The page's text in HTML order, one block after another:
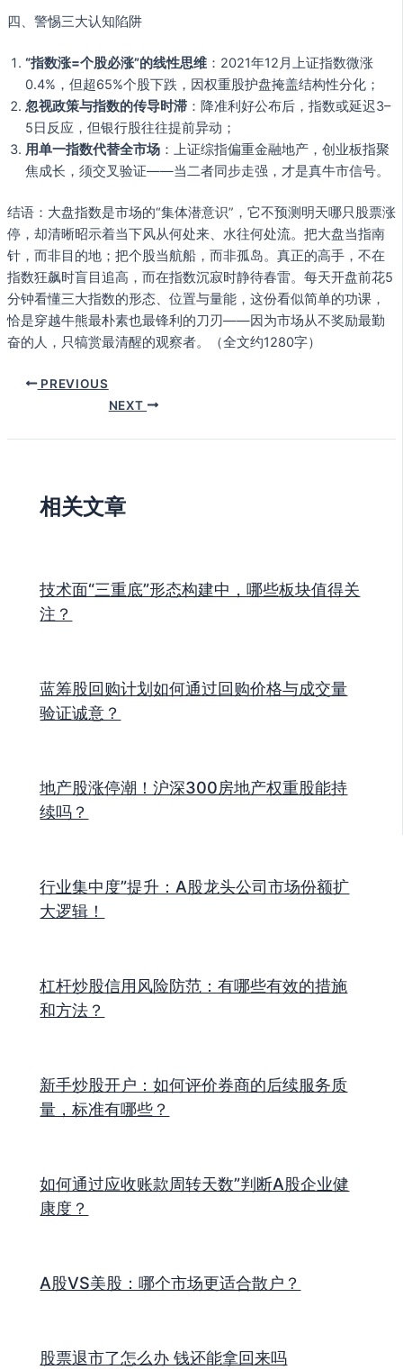
四、警惕三大认知陷阱
“指数涨=个股必涨”的线性思维 ：2021年12月上证指数微涨
0.4%，但超65%个股下跌，因权重股护盘掩盖结构性分化；
忽视政策与指数的传导时滞 ：降准利好公布后，指数或延迟3–
5日反应，但银行股往往提前异动；
用单一指数代替全市场 ：上证综指偏重金融地产，创业板指聚
焦成长，须交叉验证——当二者同步走强，才是真牛市信号。
结语：大盘指数是市场的“集体潜意识”，它不预测明天哪只股票涨
停，却清晰昭示着当下风从何处来、水往何处流。把大盘当指南
针，而非目的地；把个股当航船，而非孤岛。真正的高手，不在
指数狂飙时盲目追高，而在指数沉寂时静待春雷。每天开盘前花5
分钟看懂三大指数的形态、位置与量能，这份看似简单的功课，
恰是穿越牛熊最朴素也最锋利的刀刃——因为市场从不奖励最勤
奋的人，只犒赏最清醒的观察者。（全文约1280字）
PREVIOUS
NEXT
相关文章
技术面“三重底”形态构建中，哪些板块值得关
注？
蓝筹股回购计划如何通过回购价格与成交量
验证诚意？
地产股涨停潮！沪深300房地产权重股能持
续吗？
行业集中度”提升：A股龙头公司市场份额扩
大逻辑！
杠杆炒股信用风险防范：有哪些有效的措施
和方法？
新手炒股开户：如何评价券商的后续服务质
量，标准有哪些？
如何通过应收账款周转天数”判断A股企业健
康度？
A股VS美股：哪个市场更适合散户？
股票退市了怎么办 钱还能拿回来吗